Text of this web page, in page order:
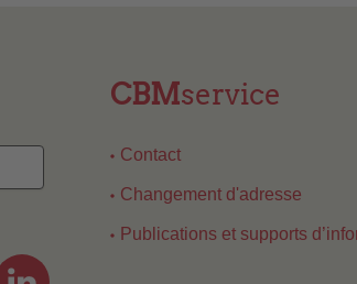
CBMservice
Contact
Changement d'adresse
Publications et supports